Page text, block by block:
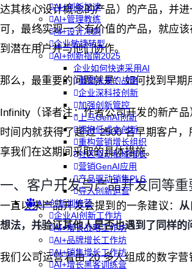
AI+创新加速
AI+管理教练
AI+设计冲刺
企业敏捷转型
AI+创新指南2025
企业如何快速采用AI
重塑未来的战略
企业深科技创新
加强创新管控
上马GenAI创新
拥抱低成本创新
重构营销增长组织
社区驱动私域增长
营销GenAI应用
产品驱动销售PLS
导入创新运营
AI+创新训练营
企业AI创新工作坊
AI+增长战略工作坊
AI+品牌增长工作坊
AI+销售增长工作坊
AI+增长黑客训练营
达其核心设计概念的产品）的产品，并
可，最终实现一个有价值的产品，就应
到潜在用户并与他们协作。
那么，最重要的问题就是：如何找到早期
Infinity（译者注：作者公司开发的新产
时间内就获得了超过 2500 名早期客户
享我们在这期间采取的具体措施。
一、客户开发与产品开发同等重
一直以来产品开发会提到的一条建议：
想法，并验证其他人是否也遇到了同样的
我们公司运营着由 20 多人组成的数字